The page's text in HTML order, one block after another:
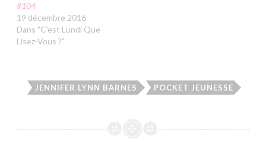
#104
19 décembre 2016
Dans "C'est Lundi Que
Lisez-Vous ?"
JENNIFER LYNN BARNES POCKET JEUNESSE